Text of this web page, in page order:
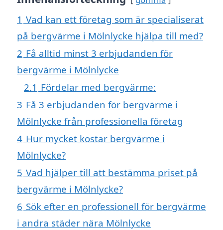
1 Vad kan ett företag som är specialiserat
på bergvärme i Mölnlycke hjälpa till med?
2 Få alltid minst 3 erbjudanden för
bergvärme i Mölnlycke
2.1 Fördelar med bergvärme:
3 Få 3 erbjudanden för bergvärme i
Mölnlycke från professionella företag
4 Hur mycket kostar bergvärme i
Mölnlycke?
5 Vad hjälper till att bestämma priset på
bergvärme i Mölnlycke?
6 Sök efter en professionell för bergvärme
i andra städer nära Mölnlycke